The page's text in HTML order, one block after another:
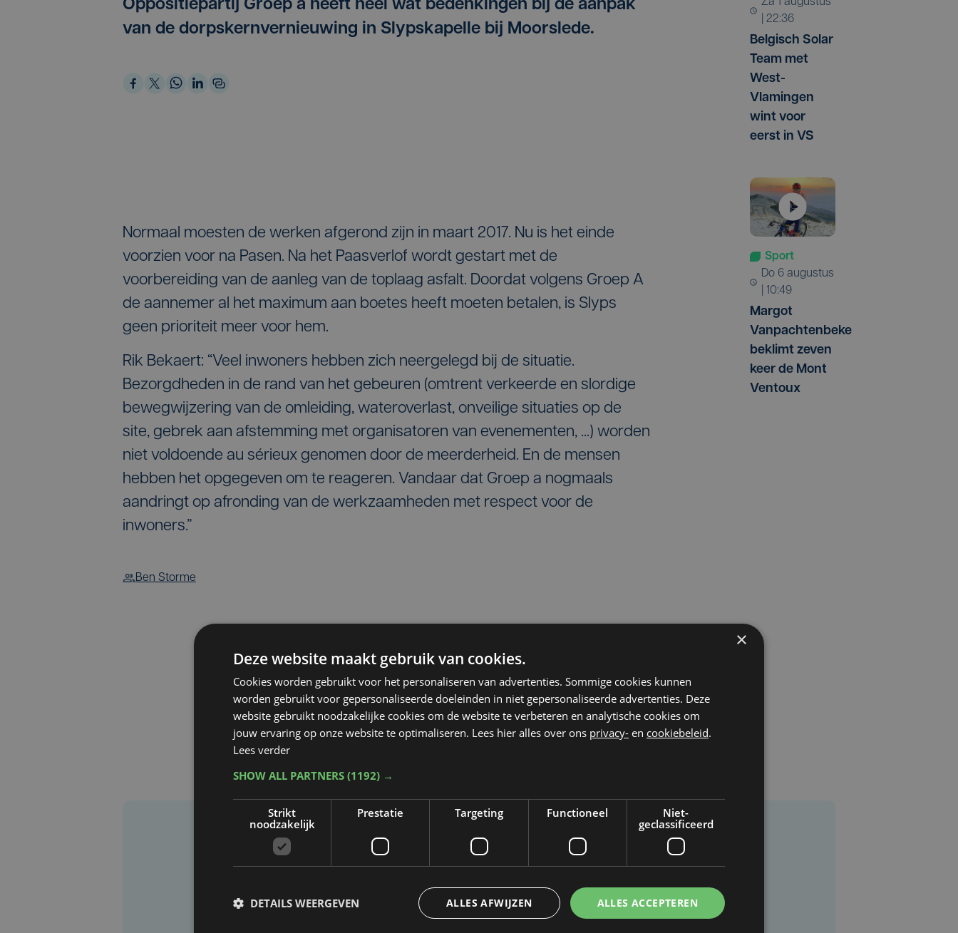
Oppositiepartij Groep a heeft heel wat bedenkingen bij de aanpak
van de dorpskernvernieuwing in Slypskapelle bij Moorslede.
Normaal moesten de werken afgerond zijn in maart 2017. Nu is het einde
voorzien voor na Pasen. Na het Paasverlof wordt gestart met de
voorbereiding van de aanleg van de toplaag asfalt. Doordat volgens Groep A
de aannemer al het maximum aan boetes heeft moeten betalen, is Slyps
geen prioriteit meer voor hem.
Rik Bekaert: “Veel inwoners hebben zich neergelegd bij de situatie.
Bezorgdheden in de rand van het gebeuren (omtrent verkeerde en slordige
bewegwijzering van de omleiding, wateroverlast, onveilige situaties op de
site, gebrek aan afstemming met organisatoren van evenementen, ...) worden
niet voldoende au sérieux genomen door de meerderheid. En de mensen
hebben het opgegeven om te reageren. Vandaar dat Groep a nogmaals
aandringt op afronding van de werkzaamheden met respect voor de
inwoners.”
Ben Storme
| 22:36
Belgisch Solar
Team met
West-
Vlamingen
wint voor
eerst in VS
Sport
do 6 augustus
| 10:49
Margot
Vanpachtenbeke
beklimt zeven
keer de Mont
Ventoux
Taalfout opgemerkt?
Laat het ons weten
×
Deze website maakt gebruik van cookies.
Cookies worden gebruikt voor het personaliseren van advertenties. Sommige cookies kunnen
worden gebruikt voor gepersonaliseerde doeleinden in niet gepersonaliseerde advertenties. Deze
website gebruikt noodzakelijke cookies om de website te verbeteren en analytische cookies om
jouw ervaring op onze website te optimaliseren. Lees hier alles over ons privacy- en cookiebeleid.
Lees verder
SHOW ALL PARTNERS (1192) →
Strikt
noodzakelijk
Prestatie Targeting Functioneel
Niet-
geclassificeerd
ALLES ACCEPTEREN
ALLES AFWIJZEN
DETAILS WEERGEVEN